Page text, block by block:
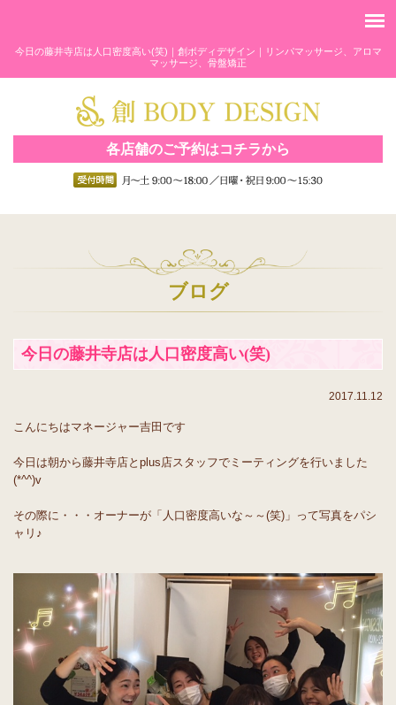
今日の藤井寺店は人口密度高い(笑)｜創ボディデザイン｜リンパマッサージ、アロマ
マッサージ、骨盤矯正
各店舗のご予約はコチラから
ブログ
今日の藤井寺店は人口密度高い(笑)
2017.11.12
こんにちはマネージャー吉田です
今日は朝から藤井寺店とplus店スタッフでミーティングを行いました
(*^^)v
その際に・・・オーナーが「人口密度高いな～～(笑)」って写真をパシ
ャリ♪